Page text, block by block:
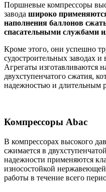
Поршневые компрессоры
завода широко
наполнения баллонов
спасательными службами
Кроме этого, они успешно
судостроительных заводах и
Агрегаты изготавливаются
двухступенчатого сжатия,
надежностью и длительным
Компрессоры Abac
В компрессорах высокого
сжимается в
надежности применяются
износостойкой
работы в течение всего